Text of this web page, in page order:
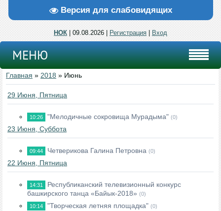
Версия для слабовидящих
НОК | 09.08.2026 | Регистрация Вход
МЕНЮ
Главная » 2018 » Июнь
29 Июня, Пятница
10:26 "Мелодичные сокровища Мурадыма" (0)
23 Июня, Суббота
09:44 Четверикова Галина Петровна (0)
22 Июня, Пятница
14:31
Республиканский телевизионный конкурс
башкирского танца «Байык-2018» (0)
10:14 "Творческая летняя площадка" (0)